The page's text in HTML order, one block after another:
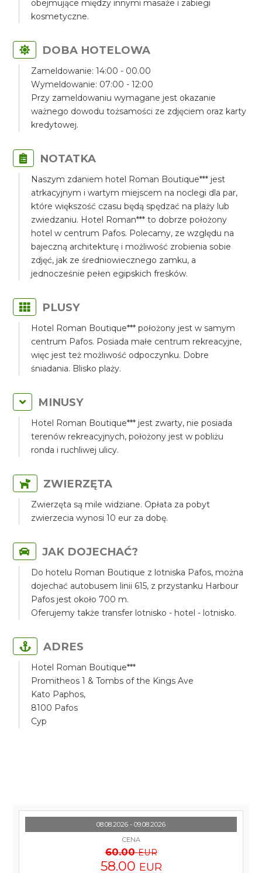
obejmujące między innymi masaże i zabiegi
kosmetyczne.
DOBA HOTELOWA
Zameldowanie: 14:00 - 00.00
Wymeldowanie: 07:00 - 12:00
Przy zameldowaniu wymagane jest okazanie
ważnego dowodu tożsamości ze zdjęciem oraz karty
kredytowej.
NOTATKA
Naszym zdaniem hotel Roman Boutique*** jest
atrkacyjnym i wartym miejscem na noclegi dla par,
które większość czasu będą spędzać na plaży lub
zwiedzaniu. Hotel Roman*** to dobrze położony
hotel w centrum Pafos. Polecamy, ze względu na
bajeczną architekturę i możliwość zrobienia sobie
zdjęć, jak ze średniowiecznego zamku, a
jednocześnie pełen egipskich fresków.
PLUSY
Hotel Roman Boutique*** położony jest w samym
centrum Pafos. Posiada małe centrum rekreacyjne,
więc jest też możliwość odpoczynku. Dobre
śniadania. Blisko plaży.
MINUSY
Hotel Roman Boutique*** jest zwarty, nie posiada
terenów rekreacyjnych, położony jest w pobliżu
ronda i ruchliwej ulicy.
ZWIERZĘTA
Zwierzęta są mile widziane. Opłata za pobyt
zwierzecia wynosi 10 eur za dobę.
JAK DOJECHAĆ?
Do hotelu Roman Boutique z lotniska Pafos, można
dojechać autobusem linii 615, z przystanku Harbour
Pafos jest około 700 m.
Oferujemy także transfer lotnisko - hotel - lotnisko.
ADRES
Hotel Roman Boutique***
Promitheos 1 & Tombs of the Kings Ave
Kato Paphos,
8100 Pafos
Cyp
08.08.2026 - 09.08.2026
CENA
60.00 EUR
58.00 EUR